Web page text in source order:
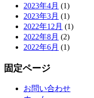
2023年4月 (1)
2023年3月 (1)
2022年12月 (1)
2022年8月 (2)
2022年6月 (1)
固定ページ
お問い合わせ